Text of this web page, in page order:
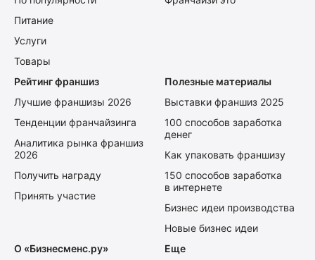
Питание
Услуги
Товары
Рейтинг франшиз
Лучшие франшизы 2026
Тенденции франчайзинга
Аналитика рынка франшиз
2026
Получить награду
Принять участие
Полезные материалы
Выставки франшиз 2025
100 способов заработка
денег
Как упаковать франшизу
150 способов заработка
в интернете
Бизнес идеи производства
Новые бизнес идеи
О «Бизнесменс.ру»
Еще